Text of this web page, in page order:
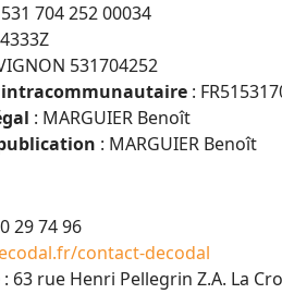
704 252 00034
531704252
intracommunautaire :
: MARGUIER Benoît
: MARGUIER Benoît
29 74 96
contact-decodal
: 63 rue Henri Pellegrin Z.A. La